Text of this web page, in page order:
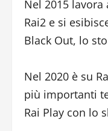
Nel 2015 lavora
Rai2 e si
Black Out, lo
Nel 2020 è su
più importanti
Rai Play con lo